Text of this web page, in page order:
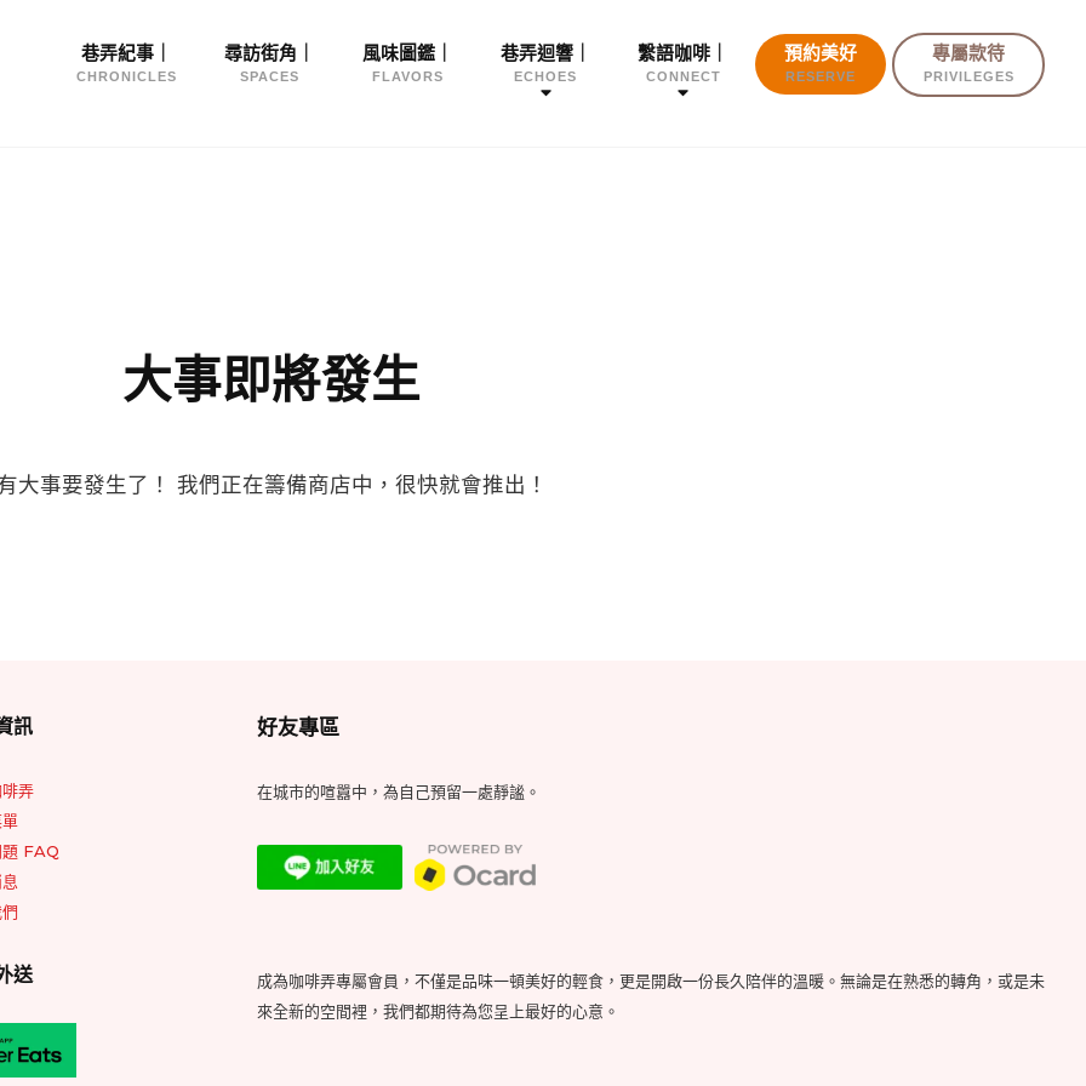
Site
Navigation
巷弄紀事｜
CHRONICLES
尋訪街角｜
SPACES
風味圖鑑｜
FLAVORS
巷弄迴響｜
ECHOES
繫語咖啡｜
CONNECT
預約美好
RESERVE
專屬款待
PRIVILEGES
大事即將發生
大事要發生了！ 我們正在籌備商店中，很快就會推出！
Footer
Area
訊
弄
題 FAQ
送
好友專區
在城市的喧囂中，為自己預留一處靜謐。
成為咖啡弄專屬會員，不僅是品味一頓美好的輕食，更是開啟一份長久陪伴的溫暖。無論是在熟悉的轉角，或是未
來全新的空間裡，我們都期待為您呈上最好的心意。